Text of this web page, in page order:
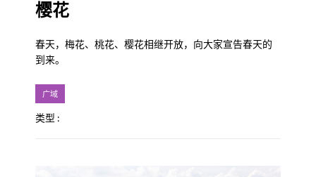
樱花
春天，梅花、桃花、樱花相继开放，向大家宣告春天的
到来。
广域
类型 :